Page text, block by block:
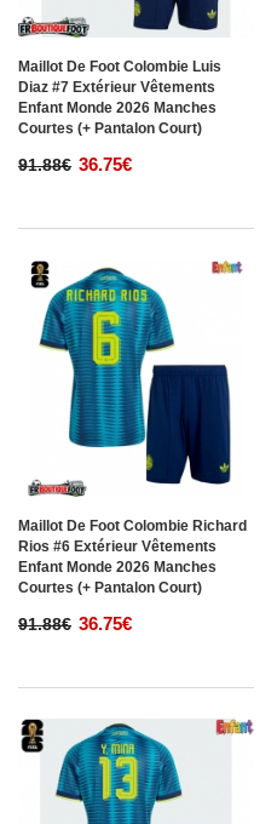
Maillot De Foot Colombie Luis
Diaz #7 Extérieur Vêtements
Enfant Monde 2026 Manches
Courtes (+ Pantalon Court)
91.88€ 36.75€
Maillot De Foot Colombie Richard
Rios #6 Extérieur Vêtements
Enfant Monde 2026 Manches
Courtes (+ Pantalon Court)
91.88€ 36.75€